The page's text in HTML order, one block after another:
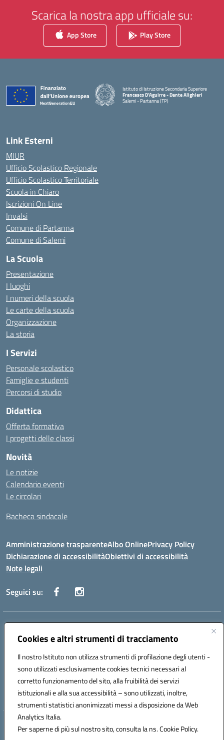
Cookies e altri strumenti di tracciamento
Il nostro Istituto non utilizza strumenti di profilazione degli utenti -
sono utilizzati esclusivamente cookies tecnici necessari al
corretto funzionamento del sito, alla fruibilità dei servizi
istituzionali e alla sua accessibilità – sono utilizzati, inoltre,
strumenti statistici anonimizzati messi a disposizione da Web
Analytics Italia.
Per saperne di più sul nostro sito, consulta la ns. Cookie Policy.
Scarica la nostra app ufficiale su:
App Store Play Store
Istituto di Istruzione Secondaria Superiore
Francesco D'Aguirre - Dante Alighieri
Salemi - Partanna (TP)
Link Esterni
MIUR
Ufficio Scolastico Regionale
Ufficio Scolastico Territoriale
Scuola in Chiaro
Iscrizioni On Line
Invalsi
Comune di Partanna
Comune di Salemi
La Scuola
Presentazione
I luoghi
I numeri della scuola
Le carte della scuola
Organizzazione
La storia
I Servizi
Personale scolastico
Famiglie e studenti
Percorsi di studio
Didattica
Offerta formativa
I progetti delle classi
Novità
Le notizie
Calendario eventi
Le circolari
Bacheca sindacale
Amministrazione trasparenteAlbo OnlinePrivacy Policy
Dichiarazione di accessibilitàObiettivi di accessibilità
Note legali
Seguici su:
Indirizzo:
Centralino:0924 534873 Salemi - 0924534879 Partanna
Posta elettronica certificata (PEC):tpis002005@pec.istruzione.it
Codice fiscale: 90000320813
Codice meccanografico: TPIS002005
Hosting & Powered by 3D Solution S.r.l.
Concept & Design by Designers Italia